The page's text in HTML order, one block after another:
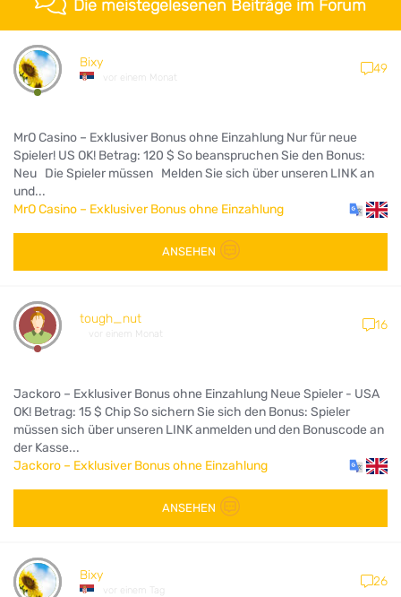
Die meistegelesenen Beiträge im Forum
Bixy
vor einem Monat
49
MrO Casino – Exklusiver Bonus ohne Einzahlung Nur für neue
Spieler! US OK! Betrag: 120 $ So beanspruchen Sie den Bonus:
Neu Die Spieler müssen Melden Sie sich über unseren LINK an
und...
MrO Casino – Exklusiver Bonus ohne Einzahlung
ANSEHEN
tough_nut
vor einem Monat
16
Jackoro – Exklusiver Bonus ohne Einzahlung Neue Spieler - USA
OK! Betrag: 15 $ Chip So sichern Sie sich den Bonus: Spieler
müssen sich über unseren LINK anmelden und den Bonuscode an
der Kasse...
Jackoro – Exklusiver Bonus ohne Einzahlung
ANSEHEN
Bixy
vor einem Tag
26